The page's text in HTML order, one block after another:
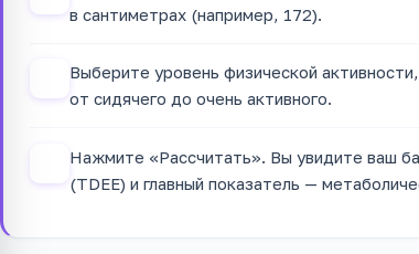
в сантиметрах (например, 172).
Выберите уровень физической
от сидячего до очень активного.
Нажмите «Рассчитать». Вы увидите ваш
(TDEE) и главный показатель —